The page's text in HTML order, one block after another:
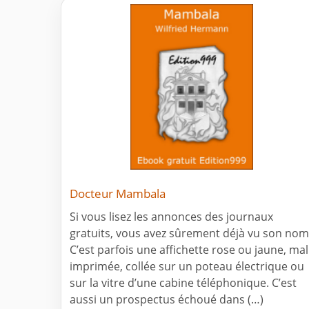
Docteur Mambala
Si vous lisez les annonces des journaux
gratuits, vous avez sûrement déjà vu son
C’est parfois une affichette rose ou jaune, mal
imprimée, collée sur un poteau électrique ou
sur la vitre d’une cabine téléphonique. C’est
aussi un prospectus échoué dans (…)